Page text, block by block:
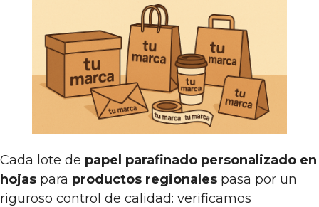
Cada lote de papel parafinado personalizado en
hojas para productos regionales pasa por un
riguroso control de calidad: verificamos